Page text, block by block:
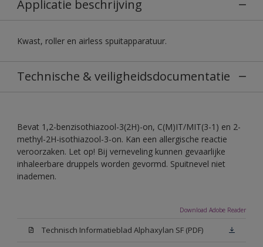
Applicatie beschrijving
Kwast, roller en airless spuitapparatuur.
Technische & veiligheidsdocumentatie
Bevat 1,2-benzisothiazool-3(2H)-on, C(M)IT/MIT(3-1) en 2-
methyl-2H-isothiazool-3-on. Kan een allergische reactie
veroorzaken. Let op! Bij verneveling kunnen gevaarlijke
inhaleerbare druppels worden gevormd. Spuitnevel niet
inademen.
Download Adobe Reader
Technisch Informatieblad Alphaxylan SF (PDF)